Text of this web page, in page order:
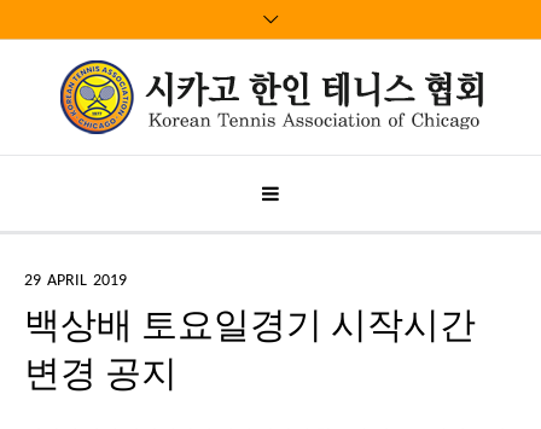
29 APRIL 2019
백상배 토요일경기 시작시간
변경 공지